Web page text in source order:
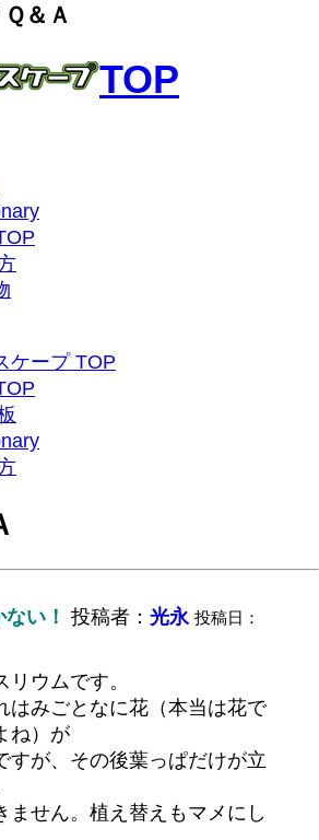
＆Ａ
TOP
ケープ TOP
い！ 投稿者： 光永 投稿日：
リウムです。
はみごとなに花（本当は花で
ね）が
すが、その後葉っぱだけが立
ません。植え替えもマメにし